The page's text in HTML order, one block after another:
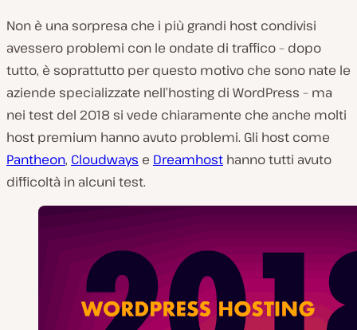
Non è una sorpresa che i più grandi host condivisi
avessero problemi con le ondate di traffico – dopo
tutto, è soprattutto per questo motivo che sono nate le
aziende specializzate nell’hosting di WordPress – ma
nei test del 2018 si vede chiaramente che anche molti
host premium hanno avuto problemi. Gli host come
Pantheon, Cloudways e Dreamhost hanno tutti avuto
difficoltà in alcuni test.